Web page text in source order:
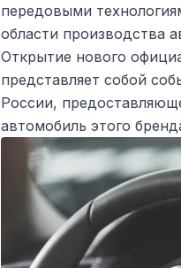
передовыми
области производства
Открытие нового
представляет собой
России,
автомобиль этого